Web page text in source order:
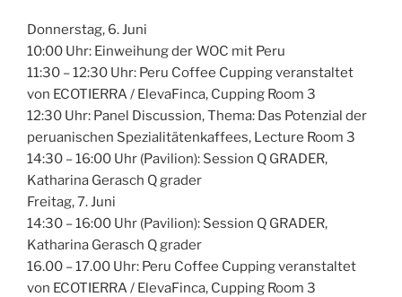
Donnerstag, 6. Juni
10:00 Uhr: Einweihung der WOC mit Peru
11:30 – 12:30 Uhr: Peru Coffee Cupping veranstaltet
von ECOTIERRA / ElevaFinca, Cupping Room 3
12:30 Uhr: Panel Discussion, Thema: Das Potenzial der
peruanischen Spezialitätenkaffees, Lecture Room 3
14:30 – 16:00 Uhr (Pavilion): Session Q GRADER,
Katharina Gerasch Q grader
Freitag, 7. Juni
14:30 – 16:00 Uhr (Pavilion): Session Q GRADER,
Katharina Gerasch Q grader
16.00 – 17.00 Uhr: Peru Coffee Cupping veranstaltet
von ECOTIERRA / ElevaFinca, Cupping Room 3